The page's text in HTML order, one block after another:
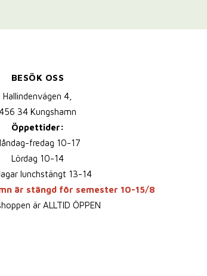
BESÖK OSS
Hallindenvägen 4,
34 Kungshamn
Öppettider:
fredag 10-17
Lördag 10-14
lunchstängt 13-14
är stängd för semester 10-15/8
är ALLTID ÖPPEN